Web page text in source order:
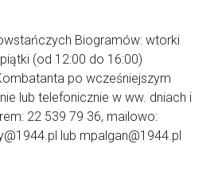
Biogramów: wtorki
(od 12:00 do 16:00)
po wcześniejszym
lub telefonicznie w ww. dniach i
22 539 79 36, mailowo:
lub mpalgan@1944.pl